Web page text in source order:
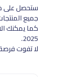
جميع
2025.
لا تفوت